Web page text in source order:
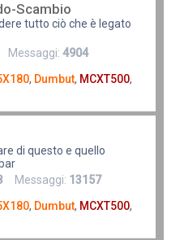
Scambio
tutto ciò che è legato
Messaggi: 4904
, Dumbut, MCXT500,
di questo e quello
Messaggi: 13157
, Dumbut, MCXT500,